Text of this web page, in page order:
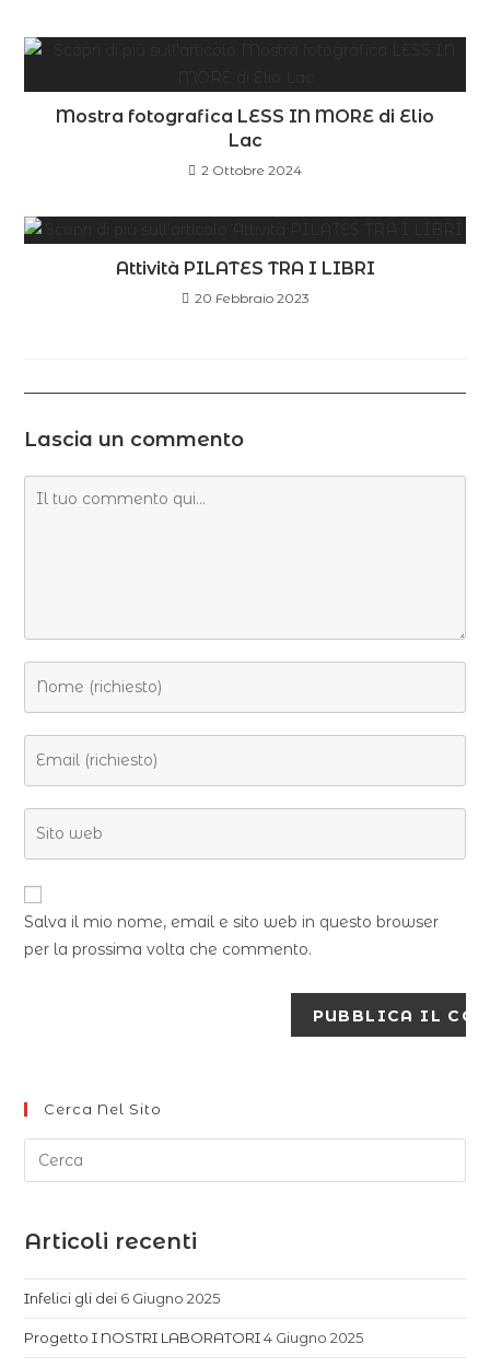
Mostra fotografica LESS IN MORE di Elio
Lac
2 Ottobre 2024
Attività PILATES TRA I LIBRI
20 Febbraio 2023
Lascia un commento
Salva il mio nome, email e sito web in questo browser
per la prossima volta che commento.
Cerca Nel Sito
Articoli recenti
Infelici gli dei 6 Giugno 2025
Progetto I NOSTRI LABORATORI 4 Giugno 2025